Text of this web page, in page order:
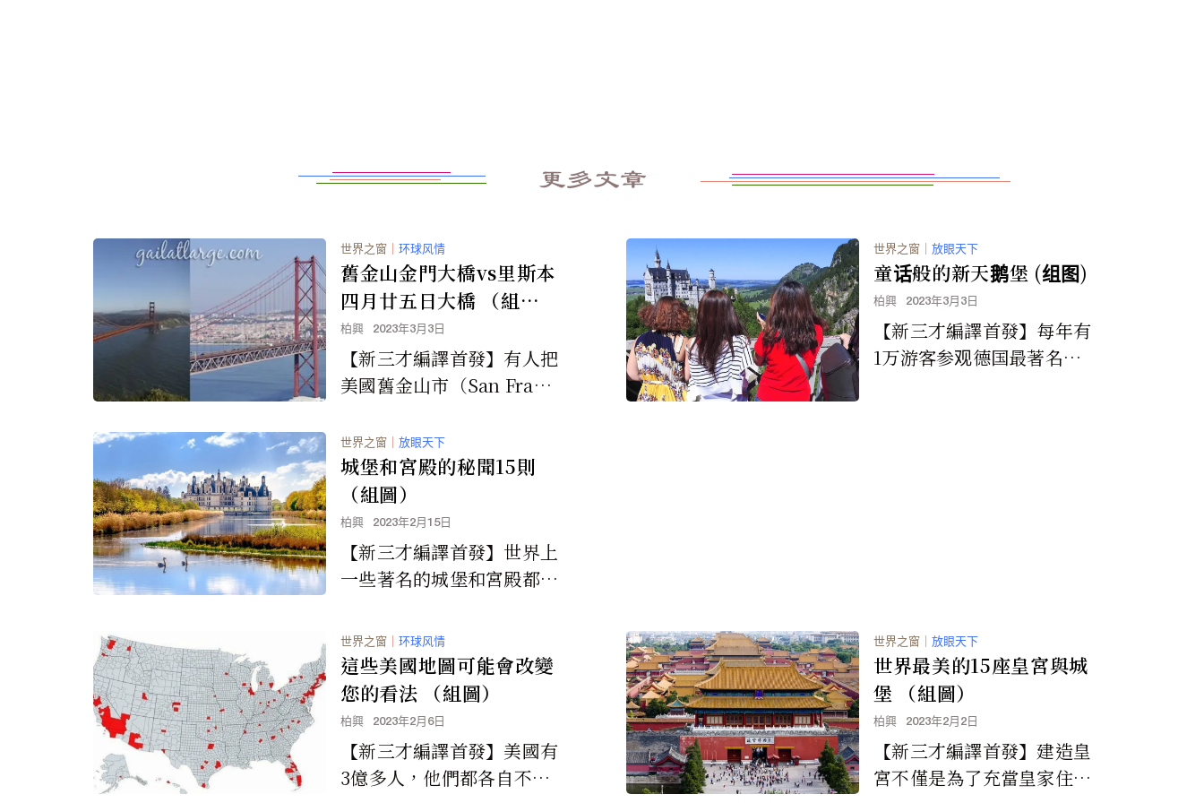
更多文章
世界之窗 ｜ 环球风情
舊金山金門大橋vs里斯本
四月廿五日大橋 （組
圖）
柏興 2023年3月3日
【新三才編譯首發】有人把
美國舊金山市（San Franc
e Golden Gate B...
世界之窗 ｜ 放眼天下
童话般的新天鹅堡 (组图)
柏興 2023年3月3日
【新三才編譯首發】每年有
1万游客参观德国最著名的
世界之窗 ｜ 放眼天下
城堡和宮殿的秘聞15則
（組圖）
柏興 2023年2月15日
【新三才編譯首發】世界上
一些著名的城堡和宮殿都經
秘密都隱藏在它們的塔樓、
宮牆和砲塔裡面或下...
世界之窗 ｜ 环球风情
這些美國地圖可能會改變
您的看法 （組圖）
柏興 2023年2月6日
【新三才編譯首發】美國有
3億多人，他們都各自不
世界之窗 ｜ 放眼天下
世界最美的15座皇宮與城
堡 （組圖）
柏興 2023年2月2日
【新三才編譯首發】建造皇
宮不僅是為了充當皇家住